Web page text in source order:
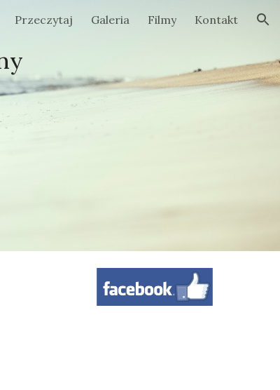
Przeczytaj Galeria Filmy Kontakt